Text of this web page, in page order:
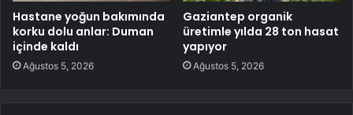
Hastane yoğun bakımında
korku dolu anlar: Duman
içinde kaldı
Ağustos 5, 2026
Gaziantep organik
üretimle yılda 28 ton hasat
yapıyor
Ağustos 5, 2026